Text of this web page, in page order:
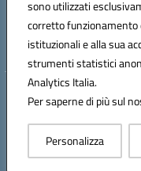
sono utilizzati
corretto funzionamento
istituzionali e alla sua
strumenti statistici
Analytics Italia.
Per saperne di più sul
Personalizza
Codice fiscale:
Codice meccanografico:
Hosting &
Concept